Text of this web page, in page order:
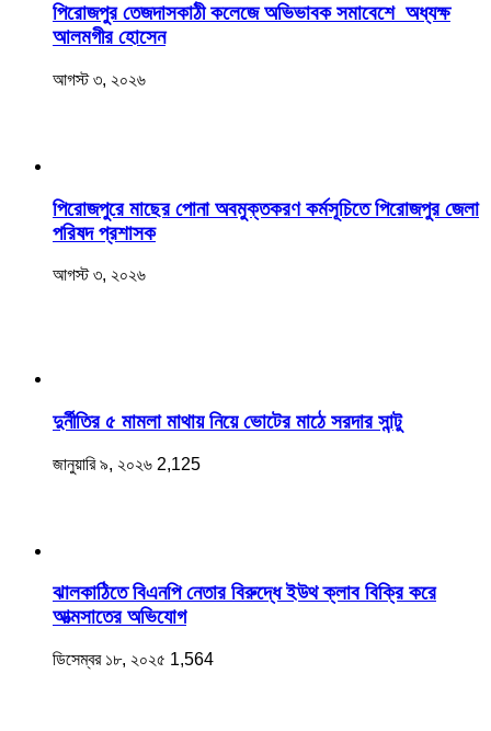
‎পিরোজপুর তেজদাসকাঠী কলেজে অভিভাবক সমাবেশে অধ্যক্ষ
আলমগীর হোসেন
আগস্ট ৩, ২০২৬
পিরোজপুরে মাছের পোনা অবমুক্তকরণ কর্মসূচিতে পিরোজপুর জেলা
পরিষদ প্রশাসক
আগস্ট ৩, ২০২৬
দুর্নীতির ৫ মামলা মাথায় নিয়ে ভোটের মাঠে সরদার সান্টু
জানুয়ারি ৯, ২০২৬ 2,125
ঝালকাঠিতে বিএনপি নেতার বিরুদ্ধে ইউথ ক্লাব বিক্রি করে
আত্মসাতের অভিযোগ
ডিসেম্বর ১৮, ২০২৫ 1,564